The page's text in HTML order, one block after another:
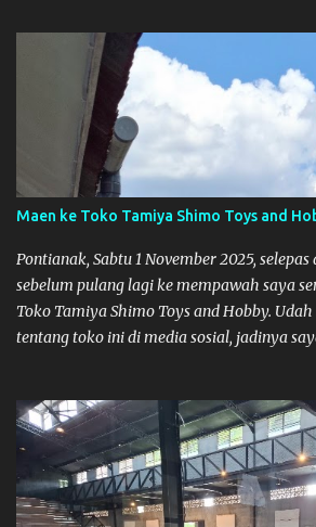
Maen ke Toko Tamiya Shimo Toys and
Pontianak, Sabtu 1 November 2025,
sebelum pulang lagi ke mempawah saya
Toko Tamiya Shimo Toys and Hobby.
tentang toko ini di media sosial, jadinya
bukanya di jam 1. Saya pulang dulu ke
untuk istirahat. So malamnya sebelum
saya sempatkan lagi kesini. Saya belanja
Untuk Lokasi Tempat: